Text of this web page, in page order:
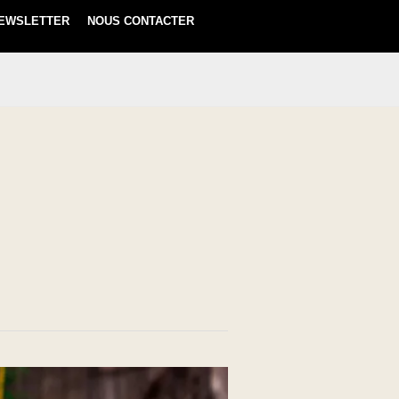
NOUS CONTACTER